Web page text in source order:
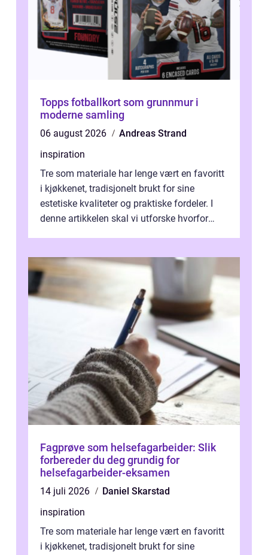
Topps fotballkort som grunnmur i
moderne samling
06 august 2026
Andreas Strand
inspiration
Tre som materiale har lenge vært en favoritt
i kjøkkenet, tradisjonelt brukt for sine
estetiske kvaliteter og praktiske fordeler. I
denne artikkelen skal vi utforske hvorfor
Fagprøve som helsefagarbeider: Slik
forbereder du deg grundig for
helsefagarbeider-eksamen
14 juli 2026
Daniel Skarstad
inspiration
Tre som materiale har lenge vært en favoritt
i kjøkkenet, tradisjonelt brukt for sine